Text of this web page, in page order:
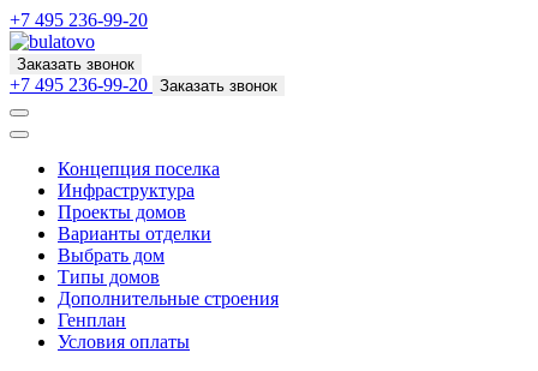
+7 495 236-99-20
Заказать звонок
+7 495 236-99-20 Заказать звонок
Концепция поселка
Инфраструктура
Проекты домов
Варианты отделки
Выбрать дом
Типы домов
Дополнительные строения
Генплан
Условия оплаты